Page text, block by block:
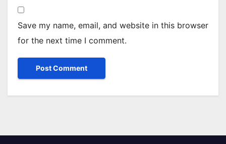
Save my name, email, and website in this browser
for the next time I comment.